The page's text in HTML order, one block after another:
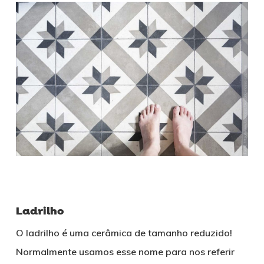
Ladrilho
O ladrilho é uma cerâmica de tamanho reduzido!
Normalmente usamos esse nome para nos referir